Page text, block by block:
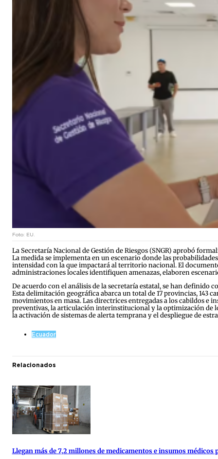
Foto: EU.
La Secretaría Nacional de Gestión de Riesgos (SNGR) aprobó
La medida se implementa en un escenario donde las
intensidad con la que impactará al territorio nacional. El
administraciones locales identifiquen amenazas, elaboren
De acuerdo con el análisis de la secretaría estatal, se han definido
Esta delimitación geográfica abarca un total de 17 provincias, 143
movimientos en masa. Las directrices entregadas a los cabildos
preventivas, la articulación interinstitucional y la optimización de
la activación de sistemas de alerta temprana y el despliegue de
Ecuador
Relacionados
Llegan más de 7,2 millones de medicamentos e insumos médicos